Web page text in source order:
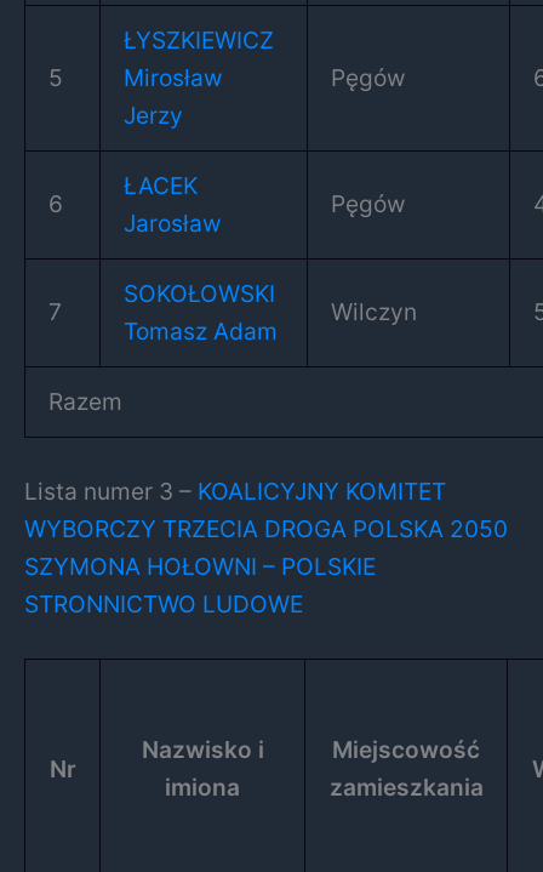
5
ŁYSZKIEWICZ
Mirosław
Jerzy
Pęgów
6
ŁACEK
Jarosław
Pęgów
7
SOKOŁOWSKI
Tomasz Adam
Wilczyn
Razem
Lista numer 3 – KOALICYJNY KOMITET
WYBORCZY TRZECIA DROGA POLSKA 2050
SZYMONA HOŁOWNI – POLSKIE
STRONNICTWO LUDOWE
Nr
Nazwisko i
imiona
Miejscowość
zamieszkania